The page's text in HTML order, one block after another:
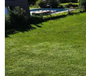
11 Spring by Greenville
Aguardamos tu
La presente propiedad
reducida ( Ley 5115).